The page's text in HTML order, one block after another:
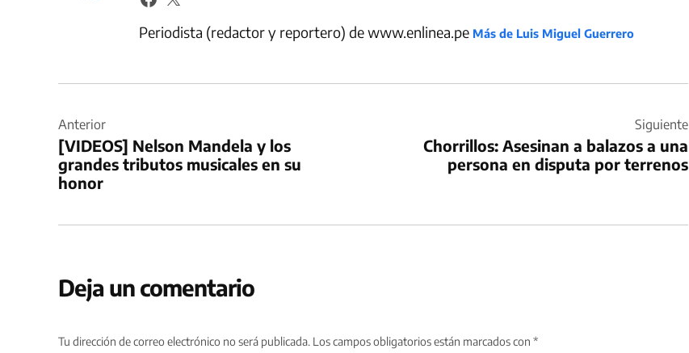
Periodista (redactor y reportero) de www.enlinea.pe Más de Luis Miguel Guerrero
de
entradas
Anterior
[VIDEOS] Nelson Mandela y los
grandes tributos musicales en su
honor
Siguiente
Chorrillos: Asesinan a balazos a una
persona en disputa por terrenos
Deja un comentario
Tu dirección de correo electrónico no será publicada. Los campos obligatorios están marcados con *